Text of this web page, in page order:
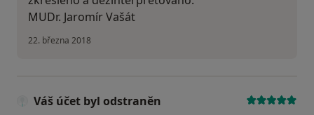
MUDr. Jaromír Vašát
22. března 2018
Váš účet byl odstraněn